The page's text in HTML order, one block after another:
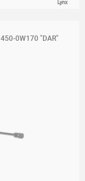
Lynx
0W170 "DAR"